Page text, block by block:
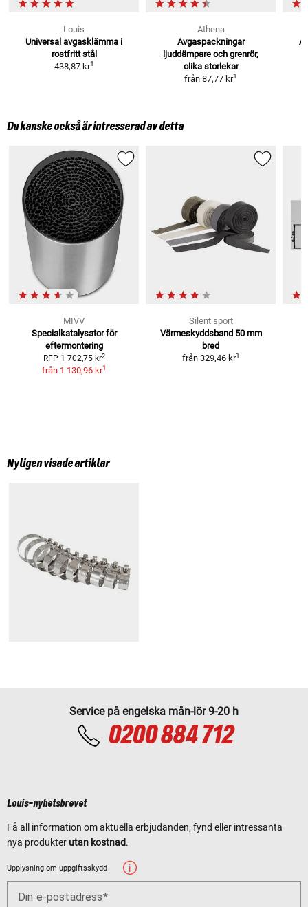
Louis
Universal avgasklämma i
rostfritt stål
438,87 kr1
Athena
Avgaspackningar
ljuddämpare och grenrör,
olika storlekar
från 87,77 kr1
Du kanske också är intresserad av detta
MIVV
Specialkatalysator för
eftermontering
RFP 1 702,75 kr2
från 1 130,96 kr1
Silent sport
Värmeskyddsband 50 mm
bred
från 329,46 kr1
Nyligen visade artiklar
Service på engelska mån-lör 9-20 h
0200 884 712
Louis-nyhetsbrevet
Få all information om aktuella erbjudanden, fynd eller intressanta
nya produkter utan kostnad.
Upplysning om uppgiftsskydd
Din e-postadress